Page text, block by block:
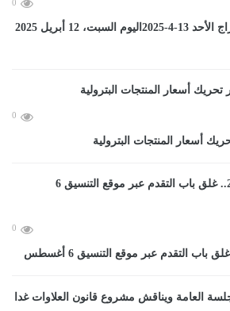
0
حظك اليوم.. توقعات الابراج الأحد 13-4-2025اليوم السبت، 12 أبريل 2025
0
0